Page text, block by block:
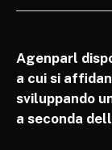
Agenparl
a cui si
sviluppando
a seconda